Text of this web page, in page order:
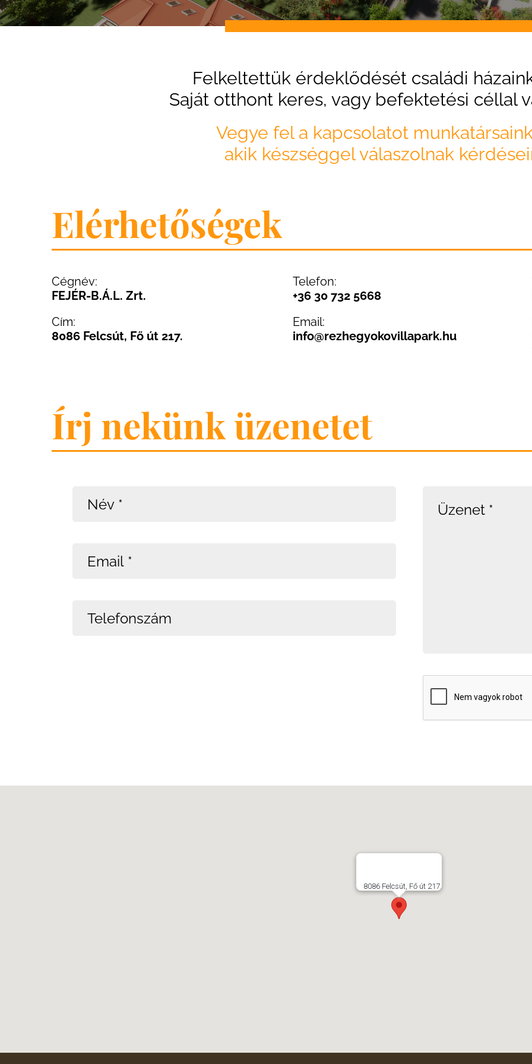
Felkeltettük érdeklődését családi
Saját otthont keres, vagy befektetési céllal
Vegye fel a kapcsolatot
akik készséggel válaszolnak
Elérhetőségek
Cégnév:
FEJÉR-B.Á.L. Zrt.
Cím:
8086 Felcsút, Fő út 217.
Telefon:
+36 30 732 5668
Email:
info@rezhegyokovillapark.hu
Írj nekünk üzenetet
8086 Felcsút, Fő út 217.